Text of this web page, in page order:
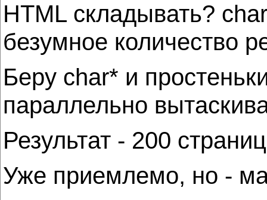
HTML складывать?
безумное количество
Беру char* и
параллельно
Результат - 200
Уже приемлемо, но -